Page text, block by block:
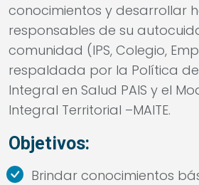
conocimientos y desarrollar
responsables de su
comunidad (IPS, Colegio,
respaldada por la Política
Integral en Salud PAIS y el
Integral Territorial –MAITE.
Objetivos:
Brindar conocimientos